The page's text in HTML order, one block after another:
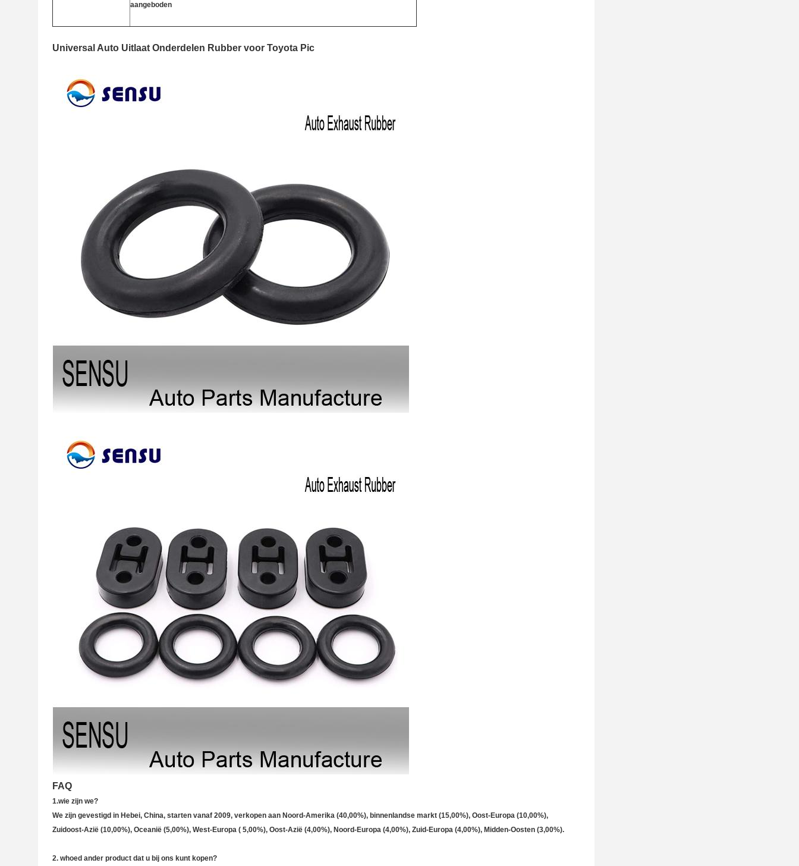
aangeboden
Universal Auto Uitlaat Onderdelen Rubber voor Toyota Pic
FAQ
1.wie zijn we?
We zijn gevestigd in Hebei, China, starten vanaf 2009, verkopen aan Noord-Amerika (40,00%), binnenlandse markt (15,00%), Oost-Europa (10,00%),
Zuidoost-Azië (10,00%), Oceanië (5,00%), West-Europa ( 5,00%), Oost-Azië (4,00%), Noord-Europa (4,00%), Zuid-Europa (4,00%), Midden-Oosten (3,00%).
2. whoed ander product dat u bij ons kunt kopen?